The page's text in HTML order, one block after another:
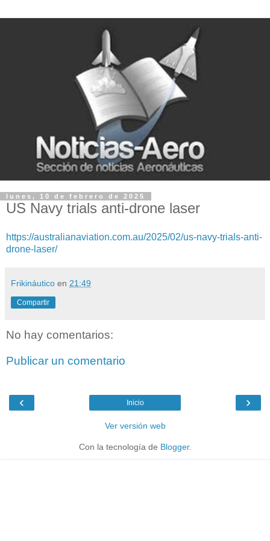
lunes, 10 de febrero de 2025
US Navy trials anti-drone laser
https://australianaviation.com.au/2025/02/us-navy-trials-anti-
drone-laser/
Frikináutico en 21:49
Compartir
No hay comentarios:
Publicar un comentario
‹ ›
Inicio
Ver versión web
Con la tecnología de Blogger.